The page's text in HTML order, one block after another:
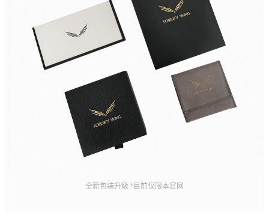
全新包装升级 *目前仅限本官网